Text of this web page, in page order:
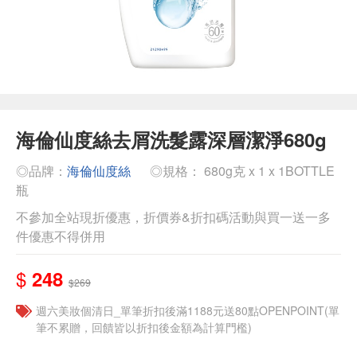
海倫仙度絲去屑洗髮露深層潔淨680g
◎品牌： 海倫仙度絲
◎規格： 680g克 x 1 x 1BOTTLE
瓶
不參加全站現折優惠，折價券&折扣碼活動與買一送一多
件優惠不得併用
$ 248 $269
週六美妝個清日_單筆折扣後滿1188元送80點OPENPOINT(單
筆不累贈，回饋皆以折扣後金額為計算門檻)